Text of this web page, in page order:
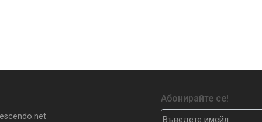
Абонирайте се!